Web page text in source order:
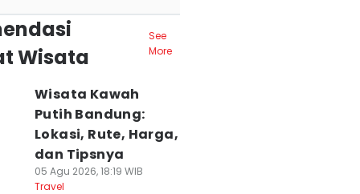
Wisata
See
More
Wisata Kawah
Putih Bandung:
Lokasi, Rute, Harga,
dan Tipsnya
05 Agu 2026, 18:19 WIB
Travel